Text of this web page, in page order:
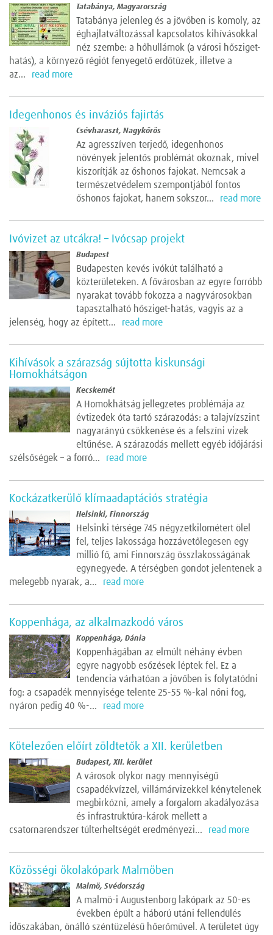
Tatabánya, Magyarország
Tatabánya jelenleg és a jövőben is komoly, az
éghajlatváltozással kapcsolatos kihívásokkal
néz szembe: a hőhullámok (a városi hősziget-
hatás), a környező régiót fenyegető erdőtüzek, illetve a
az...
read more
Idegenhonos és inváziós fajirtás
Csévharaszt, Nagykőrös
Az agresszíven terjedő, idegenhonos
növények jelentős problémát okoznak, mivel
kiszorítják az őshonos fajokat. Nemcsak a
természetvédelem szempontjából fontos
őshonos fajokat, hanem sokszor...
read more
Ivóvizet az utcákra! – Ivócsap projekt
Budapest
Budapesten kevés ivókút található a
közterületeken. A fővárosban az egyre forróbb
nyarakat tovább fokozza a nagyvárosokban
tapasztalható hősziget-hatás, vagyis az a
jelenség, hogy az épített...
read more
Kihívások a szárazság sújtotta kiskunsági
Homokhátságon
Kecskemét
A Homokhátság jellegzetes problémája az
évtizedek óta tartó szárazodás: a talajvízszint
nagyarányú csökkenése és a felszíni vizek
eltűnése. A szárazodás mellett egyéb időjárási
szélsőségek – a forró...
read more
Kockázatkerülő klímaadaptációs stratégia
Helsinki, Finnország
Helsinki térsége 745 négyzetkilométert ölel
fel, teljes lakossága hozzávetőlegesen egy
millió fő, ami Finnország összlakosságának
egynegyede. A térségben gondot jelentenek a
melegebb nyarak, a...
read more
Koppenhága, az alkalmazkodó város
Koppenhága, Dánia
Koppenhágában az elmúlt néhány évben
egyre nagyobb esőzések léptek fel. Ez a
tendencia várhatóan a jövőben is folytatódni
fog: a csapadék mennyisége telente 25-55 %-kal nőni fog,
nyáron pedig 40 %-...
read more
Kötelezően előírt zöldtetők a XII. kerületben
Budapest, XII. kerület
A városok olykor nagy mennyiségű
csapadékvízzel, villámárvizekkel kénytelenek
megbirkózni, amely a forgalom akadályozása
és infrastruktúra-károk mellett a
csatornarendszer túlterheltségét eredményezi...
read more
Közösségi ökolakópark Malmöben
Malmö, Svédország
A malmö-i Augustenborg lakópark az 50-es
években épült a háború utáni fellendülés
időszakában, önálló széntüzelésű hőerőművel. A területet úgy